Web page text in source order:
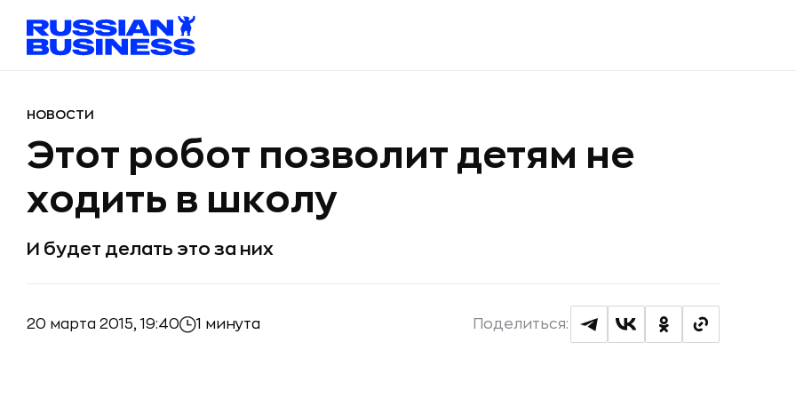
НОВОСТИ
Этот робот позволит детям не
ходить в школу
И будет делать это за них
20 марта 2015, 19:40 1 минута Поделиться: